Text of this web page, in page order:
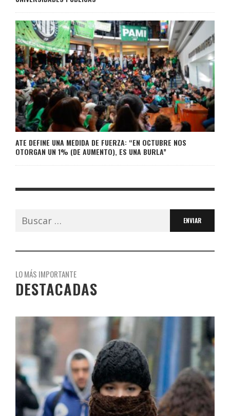
ATE DEFINE UNA MEDIDA DE FUERZA: “EN OCTUBRE NOS
OTORGAN UN 1% (DE AUMENTO), ES UNA BURLA”
Buscar:
LO MÁS IMPORTANTE
DESTACADAS